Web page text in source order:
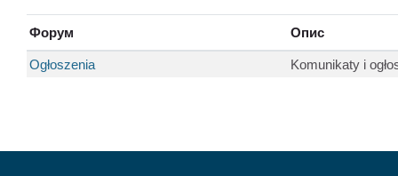
Форум Опис
Ogłoszenia Komunikaty i